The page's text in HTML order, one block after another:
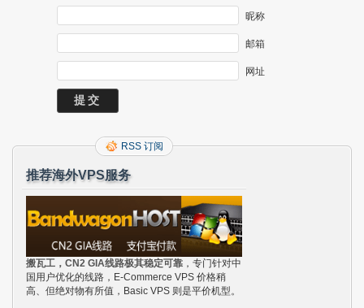
昵称
邮箱
网址
RSS 订阅
推荐海外VPS服务
搬瓦工，CN2 GIA线路极其稳定可靠 ，专门针对中
国用户优化的线路，E-Commerce VPS 价格稍
高、但绝对物有所值，Basic VPS 则是平价机型。